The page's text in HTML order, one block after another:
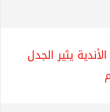
يثير الجدل